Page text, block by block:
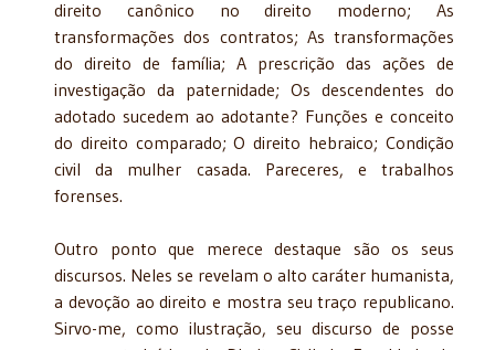
direito canônico no direito moderno; As
transformações dos contratos; As transformações
do direito de família; A prescrição das ações de
investigação da paternidade; Os descendentes do
adotado sucedem ao adotante? Funções e conceito
do direito comparado; O direito hebraico; Condição
civil da mulher casada. Pareceres, e trabalhos
forenses.
Outro ponto que merece destaque são os seus
discursos. Neles se revelam o alto caráter humanista,
a devoção ao direito e mostra seu traço republicano.
Sirvo-me, como ilustração, seu discurso de posse